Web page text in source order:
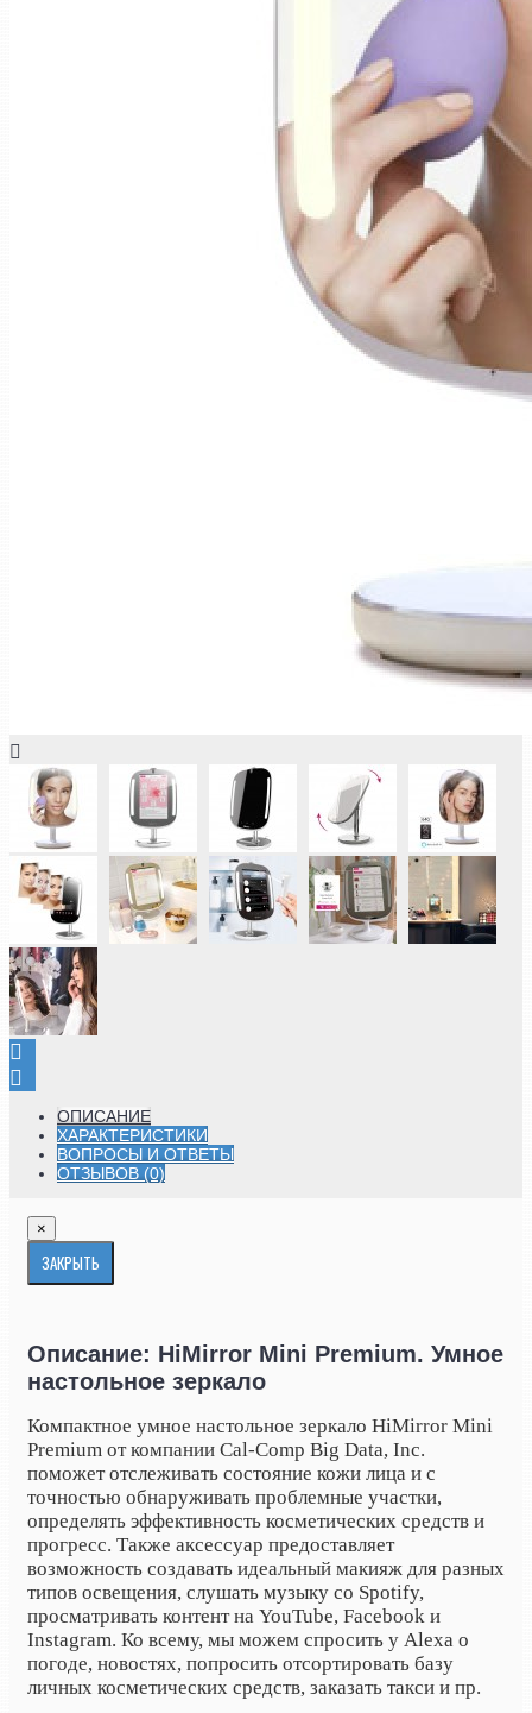
ОПИСАНИЕ
ХАРАКТЕРИСТИКИ
ВОПРОСЫ И ОТВЕТЫ
ОТЗЫВОВ (0)
×
ЗАКРЫТЬ
Описание: HiMirror Mini Premium. Умное
настольное зеркало
Компактное умное настольное зеркало HiMirror Mini
Premium от компании Cal-Comp Big Data, Inc.
поможет отслеживать состояние кожи лица и с
точностью обнаруживать проблемные участки,
определять эффективность косметических средств и
прогресс. Также аксессуар предоставляет
возможность создавать идеальный макияж для разных
типов освещения, слушать музыку со Spotify,
просматривать контент на YouTube, Facebook и
Instagram. Ко всему, мы можем спросить у Alexa о
погоде, новостях, попросить отсортировать базу
личных косметических средств, заказать такси и пр.